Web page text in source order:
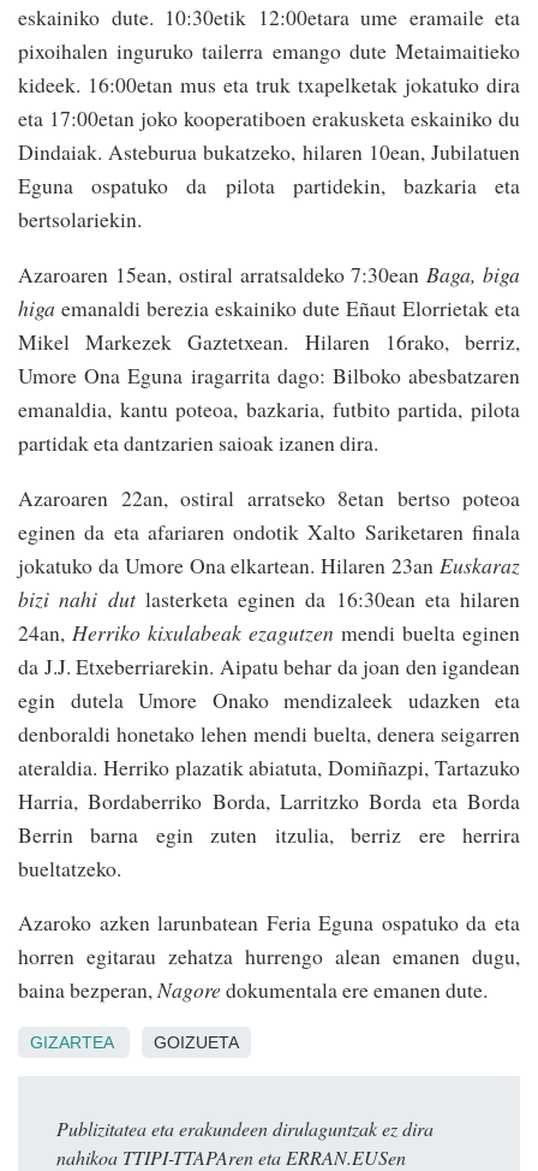
eskainiko dute. 10:30etik 12:00etara ume eramaile eta
pixoihalen inguruko tailerra emango dute Metaimaitieko
kideek. 16:00etan mus eta truk txapelketak jokatuko dira
eta 17:00etan joko kooperatiboen erakusketa eskainiko du
Dindaiak. Asteburua bukatzeko, hilaren 10ean, Jubilatuen
Eguna ospatuko da pilota partidekin, bazkaria eta
bertsolariekin.
Azaroaren 15ean, ostiral arratsaldeko 7:30eanBaga, biga
higa emanaldi berezia eskainiko dute Eñaut Elorrietak eta
Mikel Markez­ek Gaztetxean. Hilaren 16rako, berriz,
Umore Ona Eguna iragarrita dago: Bilboko abesbatzaren
emanaldia, kantu poteoa, bazkaria, futbito partida, pilota
partidak eta dantzarien saioak izanen dira.
Azaroaren 22an, ostiral arratseko 8etan bertso poteoa
eginen da eta afariaren ondotik Xalto Sariketaren finala
jokatuko da Umore Ona elkartean. Hilaren 23an Euskaraz
bizi nahi dutlasterketa eginen da 16:30ean eta hilaren
24an, Herriko kixu­labeak ezagutzen mendi buelta eginen
da J.J. Etxeberriarekin. Aipatu behar da joan den igandean
egin dutela Umore Onako mendizaleek udazken eta
denboraldi honetako lehen mendi buelta, denera seigarren
ateraldia. Herriko plazatik abiatuta, Domiñazpi, Tartazuko
Ha­rria, Bordaberriko Borda, Larritzko Borda eta Borda
Berrin barna egin zuten itzulia, berriz ere herrira
bueltatzeko.
Azaroko azken larunbatean Feria Eguna ospatuko da eta
horren egitarau zehatza hurrengo alean emanen dugu,
baina bezperan,Nagoredokumentala ere emanen dute.
GIZARTEA GOIZUETA
Publizitatea eta erakundeen dirulaguntzak ez dira
nahikoa TTIPI-TTAPAren eta ERRAN.EUSen